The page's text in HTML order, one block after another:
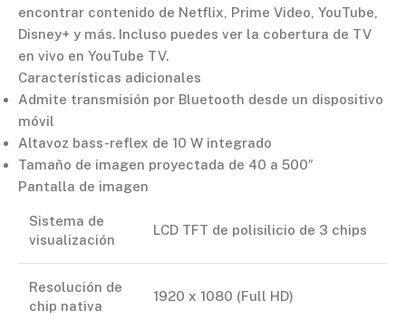
encontrar contenido de Netflix, Prime Video, YouTube,
Disney+ y más. Incluso puedes ver la cobertura de TV
en vivo en YouTube TV.
Características adicionales
Admite transmisión por Bluetooth desde un dispositivo
móvil
Altavoz bass-reflex de 10 W integrado
Tamaño de imagen proyectada de 40 a 500″
Pantalla de imagen
Sistema de
visualización
LCD TFT de polisilicio de 3 chips
Resolución de
chip nativa
1920 x 1080 (Full HD)